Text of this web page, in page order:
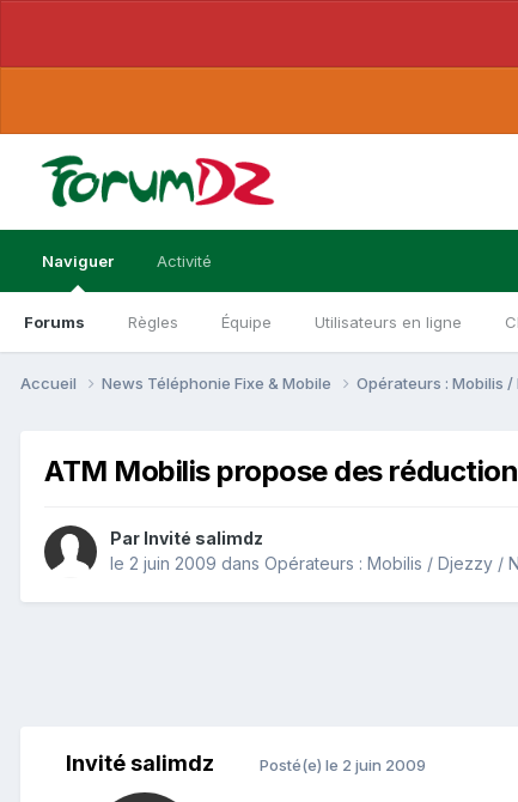
Naviguer
Forums Règles Équipe Utilisateurs en ligne
Activité
Accueil News Téléphonie Fixe & Mobile Opérateurs : Mobilis
ATM Mobilis propose des
Par Invité salimdz
le 2 juin 2009 dans Opérateurs : Mobilis / Djezzy /
Invité salimdz Posté(e) le 2 juin 2009